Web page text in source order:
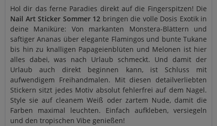
Hol dir das ferne Paradies direkt auf die Fingerspitzen! Die
Nail Art Sticker Sommer 12 bringen die volle Dosis Exotik in
deine Maniküre: Von markanten Monstera-Blättern und
saftiger Ananas über elegante Flamingos und bunte Tukane
bis hin zu knalligen Papageienblüten und Melonen ist hier
alles dabei, was nach Urlaub schmeckt. Und damit der
Urlaub auch direkt beginnen kann, ist Schluss mit
aufwendigem Freihandmalen. Mit diesen detailverliebten
Stickern sitzt jedes Motiv absolut fehlerfrei auf dem Nagel.
Style sie auf cleanem Weiß oder zartem Nude, damit die
Farben maximal leuchten. Einfach aufkleben, versiegeln
und den tropischen Vibe genießen!